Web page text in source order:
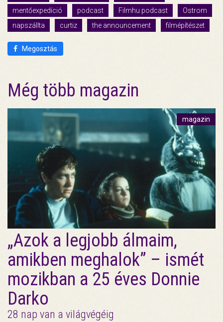
mentőexpedíció
podcast Filmhu podcast
Ostrom
napszállta
curtiz the announcement filmépítészet
Megosztás
Még több magazin
magazin
„Azok a legjobb álmaim,
amikben meghalok” – ismét
mozikban a 25 éves Donnie
Darko
28 nap van a világvégéig